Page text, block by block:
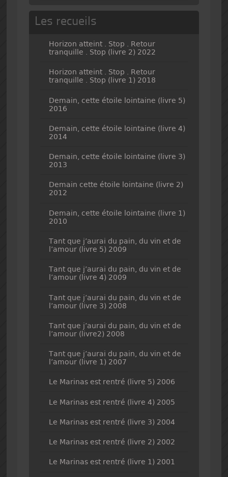
Les recueils
Horizon atteint . Stop . Retour
tranquille . Stop (livre 2) 2022
Horizon atteint . Stop . Retour
tranquille . Stop (livre 1) 2018
Demain, cette étoile lointaine (livre 5)
2016
Demain, cette étoile lointaine (livre 4)
2014
Demain, cette étoile lointaine (livre 3)
2013
Demain cette étoile lointaine (livre 2)
2012
Demain, cette étoile lointaine (livre 1)
2010
Tant que j’aurai du pain, du vin et de
l’amour (livre 5) 2009
Tant que j’aurai du pain, du vin et de
l’amour (livre 4) 2009
Tant que j’aurai du pain, du vin et de
l’amour (livre 3) 2008
Tant que j’aurai du pain, du vin et de
l’amour (livre2) 2008
Tant que j’aurai du pain, du vin et de
l’amour (livre 1) 2007
Le Marinas est rentré (livre 5) 2006
Le Marinas est rentré (livre 4) 2005
Le Marinas est rentré (livre 3) 2004
Le Marinas est rentré (livre 2) 2002
Le Marinas est rentré (livre 1) 2001